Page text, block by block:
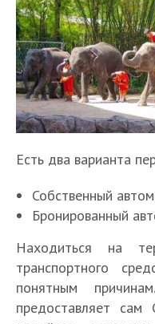
Есть два варианта
Собственный
Бронированный
Находиться на
транспортного
понятным
предоставляет